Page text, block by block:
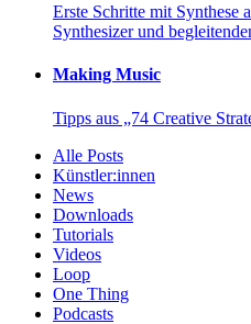
Erste Schritte mit Synthese
Synthesizer und
Making Music
Tipps aus „74 Creative
Alle Posts
Künstler:innen
News
Downloads
Tutorials
Videos
Loop
One Thing
Podcasts